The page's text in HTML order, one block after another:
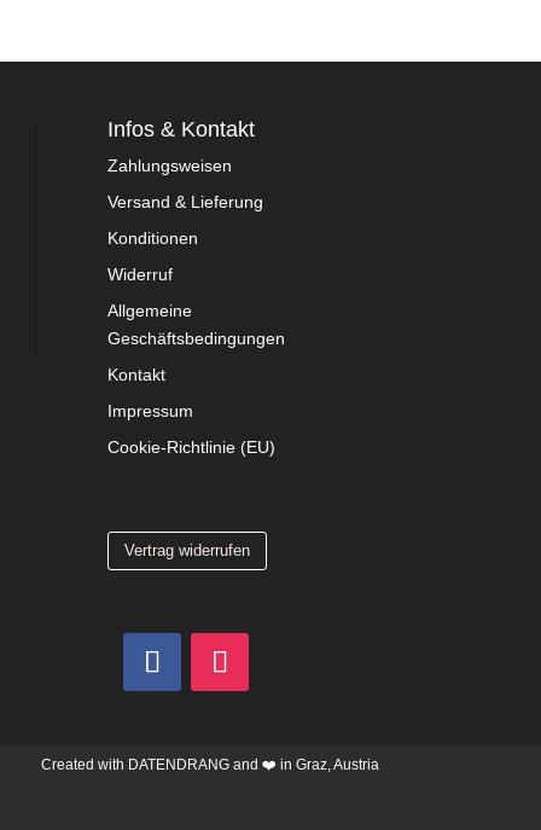
Infos & Kontakt
Zahlungsweisen
Versand & Lieferung
Konditionen
Widerruf
Allgemeine
Geschäftsbedingungen
Kontakt
Impressum
Cookie-Richtlinie (EU)
Vertrag widerrufen
Created with DATENDRANGand ❤️ in Graz, Austria